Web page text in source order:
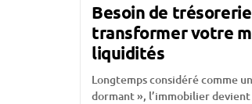
Besoin de
transformer votre
liquidités
Longtemps considéré comme
dormant », l’immobilier devient